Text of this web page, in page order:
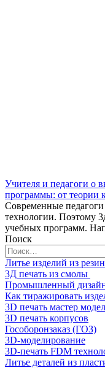
Учителя и педагоги о
программы: от теории
Современные
технологии. Поэтому
учебных программ.
Поиск
Search
for:
Литье изделий из
3Д печать из смолы
Промышленный
Как тиражировать
3D печать мастер
3D печать корпусов
Гособоронзаказ (ГОЗ)
3D-моделирование
3D-печать FDM
Литье деталей из